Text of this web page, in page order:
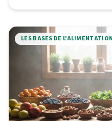
LES BASES DE